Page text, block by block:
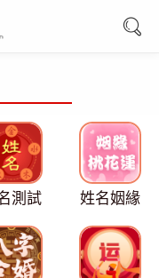
測試 姓名姻緣